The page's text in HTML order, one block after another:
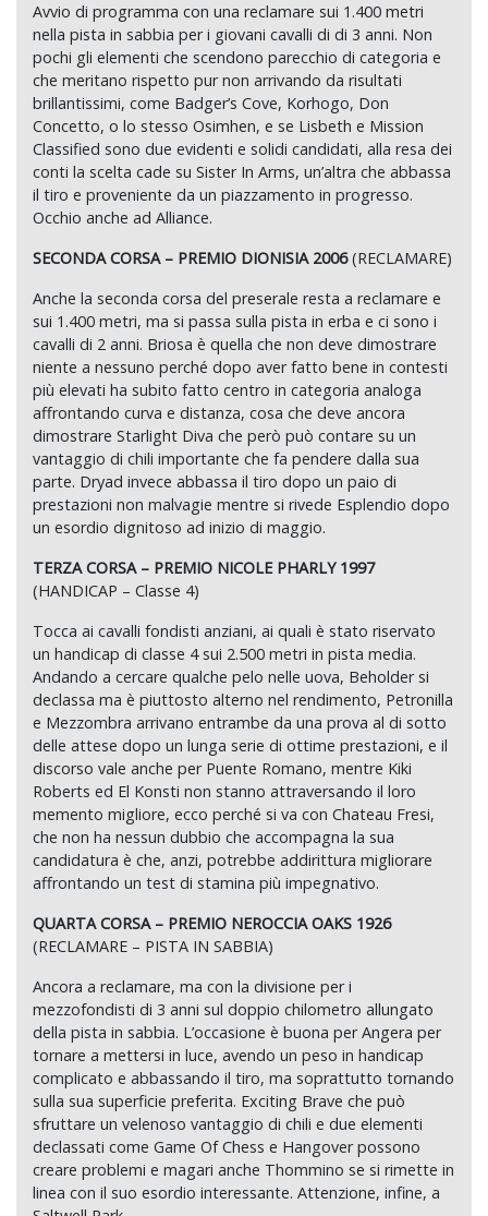
Avvio di programma con una reclamare sui 1.400 metri
nella pista in sabbia per i giovani cavalli di di 3 anni. Non
pochi gli elementi che scendono parecchio di categoria e
che meritano rispetto pur non arrivando da risultati
brillantissimi, come Badger’s Cove, Korhogo, Don
Concetto, o lo stesso Osimhen, e se Lisbeth e Mission
Classified sono due evidenti e solidi candidati, alla resa dei
conti la scelta cade su Sister In Arms, un’altra che abbassa
il tiro e proveniente da un piazzamento in progresso.
Occhio anche ad Alliance.
SECONDA CORSA – PREMIO DIONISIA 2006(RECLAMARE)
Anche la seconda corsa del preserale resta a reclamare e
sui 1.400 metri, ma si passa sulla pista in erba e ci sono i
cavalli di 2 anni. Briosa è quella che non deve dimostrare
niente a nessuno perché dopo aver fatto bene in contesti
più elevati ha subito fatto centro in categoria analoga
affrontando curva e distanza, cosa che deve ancora
dimostrare Starlight Diva che però può contare su un
vantaggio di chili importante che fa pendere dalla sua
parte. Dryad invece abbassa il tiro dopo un paio di
prestazioni non malvagie mentre si rivede Esplendio dopo
un esordio dignitoso ad inizio di maggio.
TERZA CORSA – PREMIO NICOLE PHARLY 1997
(HANDICAP – Classe 4)
Tocca ai cavalli fondisti anziani, ai quali è stato riservato
un handicap di classe 4 sui 2.500 metri in pista media.
Andando a cercare qualche pelo nelle uova, Beholder si
declassa ma è piuttosto alterno nel rendimento, Petronilla
e Mezzombra arrivano entrambe da una prova al di sotto
delle attese dopo un lunga serie di ottime prestazioni, e il
discorso vale anche per Puente Romano, mentre Kiki
Roberts ed El Konsti non stanno attraversando il loro
memento migliore, ecco perché si va con Chateau Fresi,
che non ha nessun dubbio che accompagna la sua
candidatura è che, anzi, potrebbe addirittura migliorare
affrontando un test di stamina più impegnativo.
QUARTA CORSA – PREMIO NEROCCIA OAKS 1926
(RECLAMARE – PISTA IN SABBIA)
Ancora a reclamare, ma con la divisione per i
mezzofondisti di 3 anni sul doppio chilometro allungato
della pista in sabbia. L’occasione è buona per Angera per
tornare a mettersi in luce, avendo un peso in handicap
complicato e abbassando il tiro, ma soprattutto tornando
sulla sua superficie preferita. Exciting Brave che può
sfruttare un velenoso vantaggio di chili e due elementi
declassati come Game Of Chess e Hangover possono
creare problemi e magari anche Thommino se si rimette in
linea con il suo esordio interessante. Attenzione, infine, a